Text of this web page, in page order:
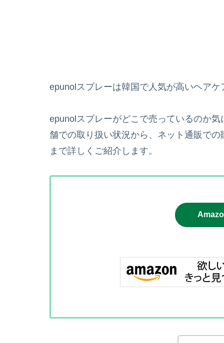
epunolスプレーは韓国で人気が高いヘア
epunolスプレーがどこで売っているのか
舗での取り扱い状況から、ネット通販で
まで詳しくご紹介します。